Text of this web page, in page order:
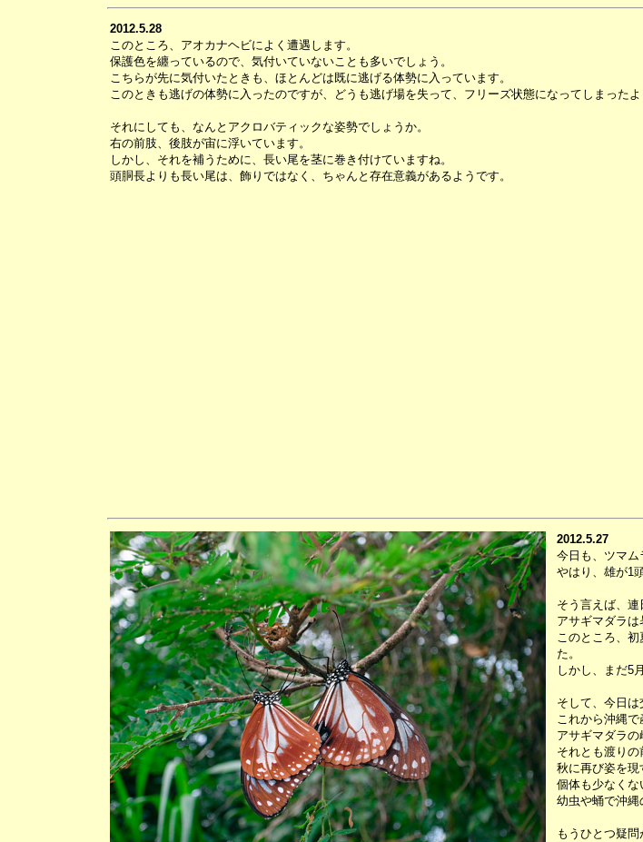
2012.5.28
このところ、アオカナヘビによく遭遇します。
保護色を纏っているので、気付いていないことも多いでしょう。
こちらが先に気付いたときも、ほとんどは既に逃げる体勢に入っています。
このときも逃げの体勢に入ったのですが、どうも逃げ場を失って、フリーズ状態になってしまったよ
それにしても、なんとアクロバティックな姿勢でしょうか。
右の前肢、後肢が宙に浮いています。
しかし、それを補うために、長い尾を茎に巻き付けていますね。
頭胴長よりも長い尾は、飾りではなく、ちゃんと存在意義があるようです。
2012.5.27
今日も、ツマム
やはり、雄が1
そう言えば、連
アサギマダラは
このところ、
た。
しかし、まだ5
そして、今日は
これから沖縄で
アサギマダラ
それとも渡り
秋に再び姿を
個体も少なくな
幼虫や蛹で沖縄
もうひとつ疑問